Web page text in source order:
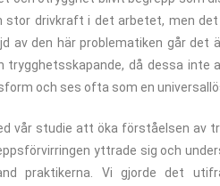
stor drivkraft i det arbetet, men
av den här problematiken går
trygghetsskapande, då dessa inte
och ses ofta som en
vår studie att öka förståelsen av
yttrade sig och
praktikerna. Vi gjorde det